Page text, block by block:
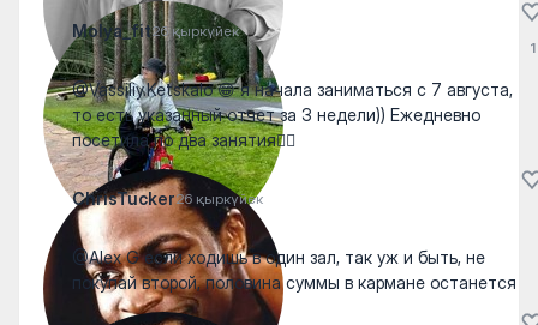
Molya_fit26 қыркүйек
@Vassiliy.Ketskalo 😁 я начала заниматься с 7 августа,
то есть указанный отчет за 3 недели)) Ежедневно
посетила по два занятия🤷‍♀️
1
ChrisTucker26 қыркүйек
@Alex G если ходишь в один зал, так уж и быть, не
покупай второй, половина суммы в кармане останется